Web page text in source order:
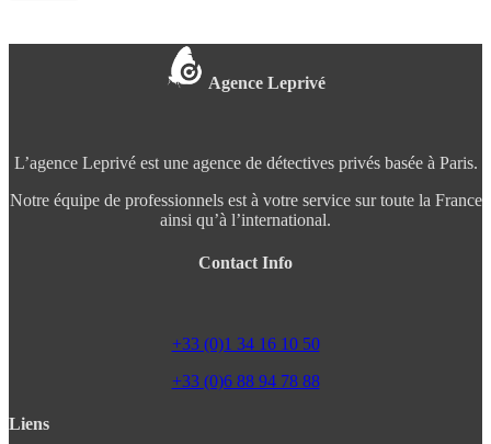
Agence Leprivé
L’agence Leprivé est une agence de détectives privés basée à Paris.
Notre équipe de professionnels est à votre service sur toute la France
ainsi qu’à l’international.
Contact Info
+33 (0)1 34 16 10 50
+33 (0)6 88 94 78 88
Liens